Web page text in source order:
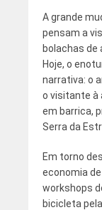
A grande
pensam a
bolachas de
Hoje, o
narrativa: o
o visitante à
em barrica,
Serra da
Em torno
economia
workshops
bicicleta